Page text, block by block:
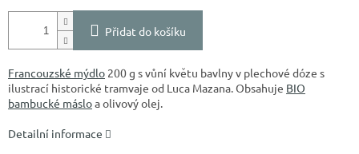
Přidat do košíku
Francouzské mýdlo 200 g s vůní květu bavlny v plechové dóze s
ilustrací historické tramvaje od Luca Mazana. Obsahuje BIO
bambucké másloa olivový olej.
Detailní informace